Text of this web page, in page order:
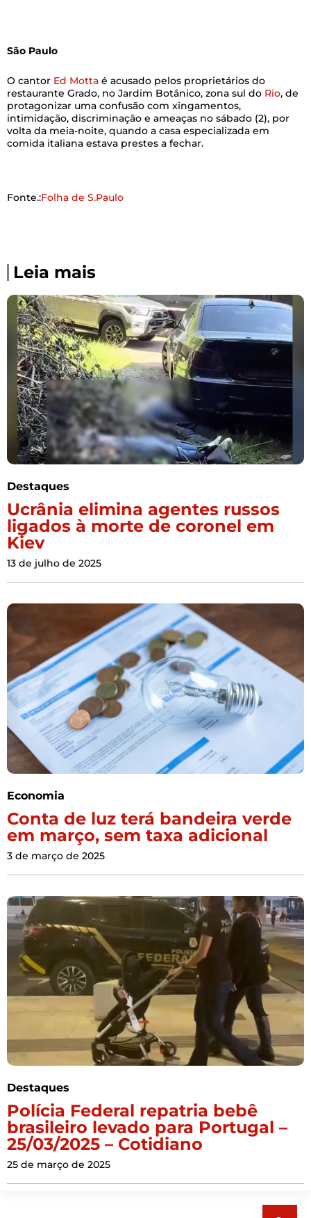
São Paulo
O cantor Ed Motta é acusado pelos proprietários do
restaurante Grado, no Jardim Botânico, zona sul do Rio, de
protagonizar uma confusão com xingamentos,
intimidação, discriminação e ameaças no sábado (2), por
volta da meia-noite, quando a casa especializada em
comida italiana estava prestes a fechar.
Fonte.:Folha de S.Paulo
Leia mais
Destaques
Ucrânia elimina agentes russos
ligados à morte de coronel em
Kiev
13 de julho de 2025
Economia
Conta de luz terá bandeira verde
em março, sem taxa adicional
3 de março de 2025
Destaques
Polícia Federal repatria bebê
brasileiro levado para Portugal –
25/03/2025 – Cotidiano
25 de março de 2025